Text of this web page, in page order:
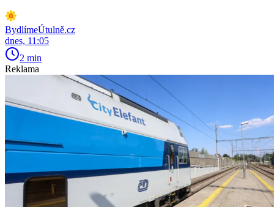
BydlímeÚtulně.cz
dnes, 11:05
2 min
Reklama